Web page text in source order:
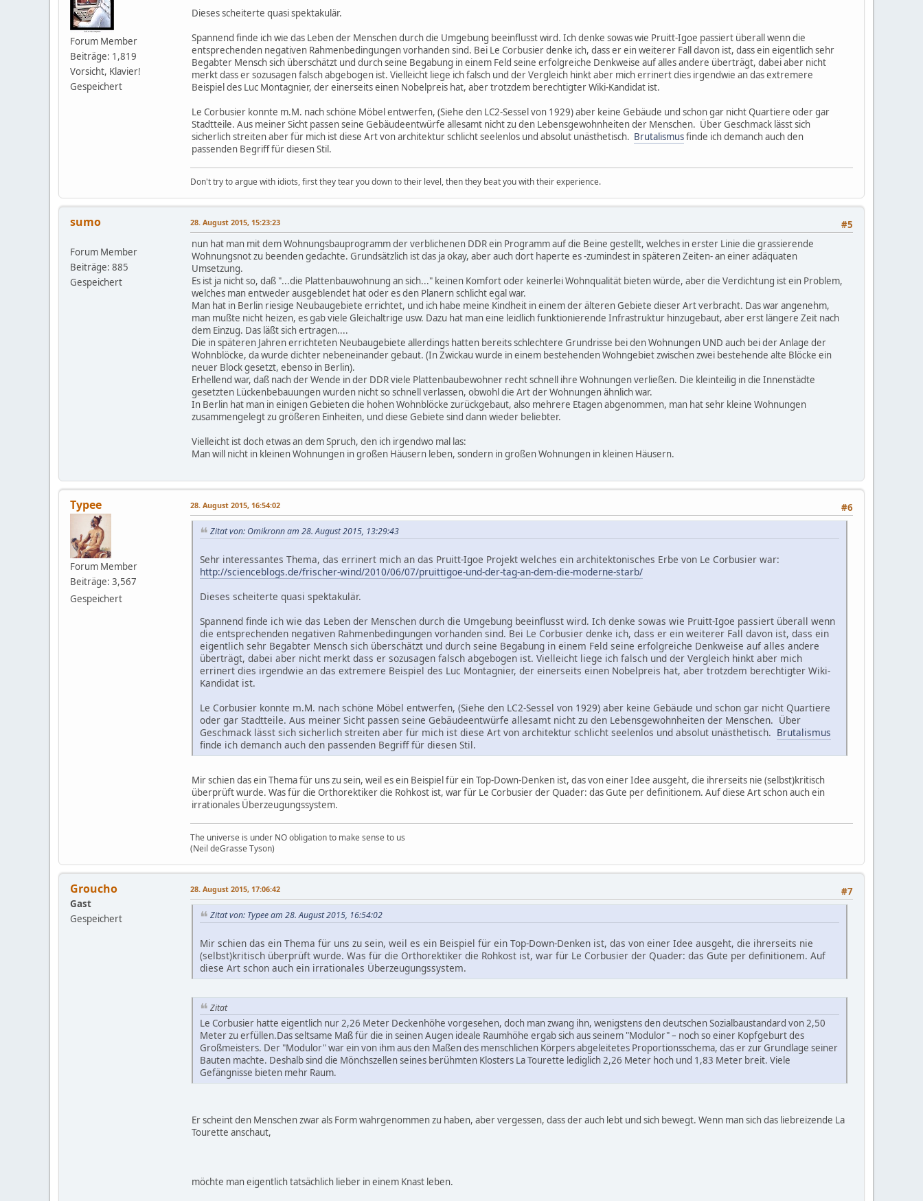
Forum Member
Beiträge: 1,819
Vorsicht, Klavier!
Gespeichert
Dieses scheiterte quasi spektakulär.
Spannend finde ich wie das Leben der Menschen durch die Umgebung beeinflusst wird. Ich denke sowas wie Pruitt-Igoe passiert überall wenn die
entsprechenden negativen Rahmenbedingungen vorhanden sind. Bei Le Corbusier denke ich, dass er ein weiterer Fall davon ist, dass ein eigentlich sehr
Begabter Mensch sich überschätzt und durch seine Begabung in einem Feld seine erfolgreiche Denkweise auf alles andere überträgt, dabei aber nicht
merkt dass er sozusagen falsch abgebogen ist. Vielleicht liege ich falsch und der Vergleich hinkt aber mich errinert dies irgendwie an das extremere
Beispiel des Luc Montagnier, der einerseits einen Nobelpreis hat, aber trotzdem berechtigter Wiki-Kandidat ist.
Le Corbusier konnte m.M. nach schöne Möbel entwerfen, (Siehe den LC2-Sessel von 1929) aber keine Gebäude und schon gar nicht Quartiere oder gar
Stadtteile. Aus meiner Sicht passen seine Gebäudeentwürfe allesamt nicht zu den Lebensgewohnheiten der Menschen. Über Geschmack lässt sich
sicherlich streiten aber für mich ist diese Art von architektur schlicht seelenlos und absolut unästhetisch. Brutalismusfinde ich demanch auch den
passenden Begriff für diesen Stil.
Don't try to argue with idiots, first they tear you down to their level, then they beat you with their experience.
sumo
Forum Member
Beiträge: 885
Gespeichert
#5
28. August 2015, 15:23:23
nun hat man mit dem Wohnungsbauprogramm der verblichenen DDR ein Programm auf die Beine gestellt, welches in erster Linie die grassierende
Wohnungsnot zu beenden gedachte. Grundsätzlich ist das ja okay, aber auch dort haperte es -zumindest in späteren Zeiten- an einer adäquaten
Umsetzung.
Es ist ja nicht so, daß "...die Plattenbauwohnung an sich..." keinen Komfort oder keinerlei Wohnqualität bieten würde, aber die Verdichtung ist ein Problem,
welches man entweder ausgeblendet hat oder es den Planern schlicht egal war.
Man hat in Berlin riesige Neubaugebiete errichtet, und ich habe meine Kindheit in einem der älteren Gebiete dieser Art verbracht. Das war angenehm,
man mußte nicht heizen, es gab viele Gleichaltrige usw. Dazu hat man eine leidlich funktionierende Infrastruktur hinzugebaut, aber erst längere Zeit nach
dem Einzug. Das läßt sich ertragen....
Die in späteren Jahren errichteten Neubaugebiete allerdings hatten bereits schlechtere Grundrisse bei den Wohnungen UND auch bei der Anlage der
Wohnblöcke, da wurde dichter nebeneinander gebaut. (In Zwickau wurde in einem bestehenden Wohngebiet zwischen zwei bestehende alte Blöcke ein
neuer Block gesetzt, ebenso in Berlin).
Erhellend war, daß nach der Wende in der DDR viele Plattenbaubewohner recht schnell ihre Wohnungen verließen. Die kleinteilig in die Innenstädte
gesetzten Lückenbebauungen wurden nicht so schnell verlassen, obwohl die Art der Wohnungen ähnlich war.
In Berlin hat man in einigen Gebieten die hohen Wohnblöcke zurückgebaut, also mehrere Etagen abgenommen, man hat sehr kleine Wohnungen
zusammengelegt zu größeren Einheiten, und diese Gebiete sind dann wieder beliebter.
Vielleicht ist doch etwas an dem Spruch, den ich irgendwo mal las:
Man will nicht in kleinen Wohnungen in großen Häusern leben, sondern in großen Wohnungen in kleinen Häusern.
Typee
Forum Member
Beiträge: 3,567
Gespeichert
#6
28. August 2015, 16:54:02
Zitat von: Omikronn am 28. August 2015, 13:29:43
Sehr interessantes Thema, das errinert mich an das Pruitt-Igoe Projekt welches ein architektonisches Erbe von Le Corbusier war:
http://scienceblogs.de/frischer-wind/2010/06/07/pruittigoe-und-der-tag-an-dem-die-moderne-starb/
Dieses scheiterte quasi spektakulär.
Spannend finde ich wie das Leben der Menschen durch die Umgebung beeinflusst wird. Ich denke sowas wie Pruitt-Igoe passiert überall wenn
die entsprechenden negativen Rahmenbedingungen vorhanden sind. Bei Le Corbusier denke ich, dass er ein weiterer Fall davon ist, dass ein
eigentlich sehr Begabter Mensch sich überschätzt und durch seine Begabung in einem Feld seine erfolgreiche Denkweise auf alles andere
überträgt, dabei aber nicht merkt dass er sozusagen falsch abgebogen ist. Vielleicht liege ich falsch und der Vergleich hinkt aber mich
errinert dies irgendwie an das extremere Beispiel des Luc Montagnier, der einerseits einen Nobelpreis hat, aber trotzdem berechtigter Wiki-
Kandidat ist.
Le Corbusier konnte m.M. nach schöne Möbel entwerfen, (Siehe den LC2-Sessel von 1929) aber keine Gebäude und schon gar nicht Quartiere
oder gar Stadtteile. Aus meiner Sicht passen seine Gebäudeentwürfe allesamt nicht zu den Lebensgewohnheiten der Menschen. Über
Geschmack lässt sich sicherlich streiten aber für mich ist diese Art von architektur schlicht seelenlos und absolut unästhetisch. Brutalismus
finde ich demanch auch den passenden Begriff für diesen Stil.
Mir schien das ein Thema für uns zu sein, weil es ein Beispiel für ein Top-Down-Denken ist, das von einer Idee ausgeht, die ihrerseits nie (selbst)kritisch
überprüft wurde. Was für die Orthorektiker die Rohkost ist, war für Le Corbusier der Quader: das Gute per definitionem. Auf diese Art schon auch ein
irrationales Überzeugungssystem.
The universe is under NO obligation to make sense to us
(Neil deGrasse Tyson)
Groucho
Gast
Gespeichert
#7
28. August 2015, 17:06:42
Zitat von: Typee am 28. August 2015, 16:54:02
Mir schien das ein Thema für uns zu sein, weil es ein Beispiel für ein Top-Down-Denken ist, das von einer Idee ausgeht, die ihrerseits nie
(selbst)kritisch überprüft wurde. Was für die Orthorektiker die Rohkost ist, war für Le Corbusier der Quader: das Gute per definitionem. Auf
diese Art schon auch ein irrationales Überzeugungssystem.
Zitat
Le Corbusier hatte eigentlich nur 2,26 Meter Deckenhöhe vorgesehen, doch man zwang ihn, wenigstens den deutschen Sozialbaustandard von 2,50
Meter zu erfüllen.Das seltsame Maß für die in seinen Augen ideale Raumhöhe ergab sich aus seinem "Modulor" – noch so einer Kopfgeburt des
Großmeisters. Der "Modulor" war ein von ihm aus den Maßen des menschlichen Körpers abgeleitetes Proportionsschema, das er zur Grundlage seiner
Bauten machte. Deshalb sind die Mönchszellen seines berühmten Klosters La Tourette lediglich 2,26 Meter hoch und 1,83 Meter breit. Viele
Gefängnisse bieten mehr Raum.
Er scheint den Menschen zwar als Form wahrgenommen zu haben, aber vergessen, dass der auch lebt und sich bewegt. Wenn man sich das liebreizende La
Tourette anschaut,
möchte man eigentlich tatsächlich lieber in einem Knast leben.